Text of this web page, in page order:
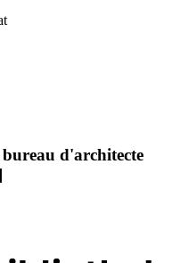
d'architecte